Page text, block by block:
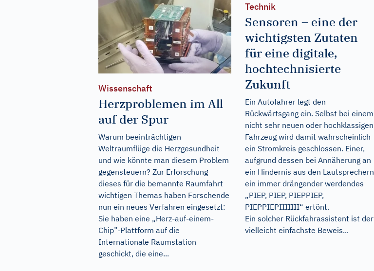
Wissenschaft
Herzproblemen im All
auf der Spur
Warum beeinträchtigen
Weltraumflüge die Herzgesundheit
und wie könnte man diesem Problem
gegensteuern? Zur Erforschung
dieses für die bemannte Raumfahrt
wichtigen Themas haben Forschende
nun ein neues Verfahren eingesetzt:
Sie haben eine „Herz-auf-einem-
Chip”-Plattform auf die
Internationale Raumstation
geschickt, die eine...
Technik
Sensoren – eine der
wichtigsten Zutaten
für eine digitale,
hochtechnisierte
Zukunft
Ein Autofahrer legt den
Rückwärtsgang ein. Selbst bei einem
nicht sehr neuen oder hochklassigen
Fahrzeug wird damit wahrscheinlich
ein Stromkreis geschlossen. Einer,
aufgrund dessen bei Annäherung an
ein Hindernis aus den Lautsprechern
ein immer drängender werdendes
„PIEP, PIEP, PIEPPIEP,
PIEPPIEPIIIIIII“ ertönt.
Ein solcher Rückfahrassistent ist der
vielleicht einfachste Beweis...